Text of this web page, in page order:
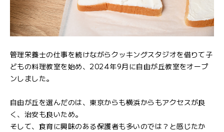
管理栄養士の仕事を続けながらクッキングスタジオを借りて子
どもの料理教室を始め、2024年9月に自由が丘教室をオープ
ンしました。
自由が丘を選んだのは、東京からも横浜からもアクセスが良
く、治安も良いため。
そして、食育に興味のある保護者も多いのでは？と感じたか